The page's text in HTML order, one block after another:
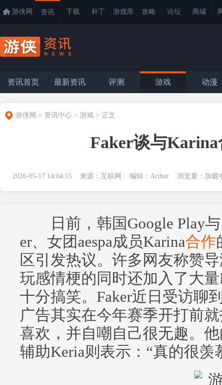
游侠网 资讯 下载 补丁 游戏库 攻略 论坛 商城
资讯首页 最新资讯 评测 游戏 动漫
游侠网 > 资讯中心 > 游戏 > 正文
Faker谈与
2026-05-17 14:04:15 来源：互联网 编辑：Arthur 浏览量： 加载
日前，韩国Google Play
er、女团aespa成员Karina合作
区引发热议。许多网友称赞
玩感情梗的同时还加入了大
十分搞笑。Faker近日受访聊
广告其实在今年赛季开打前
喜欢，并自嘲自己很无趣。
辅助Keria则表示：“真的很羡